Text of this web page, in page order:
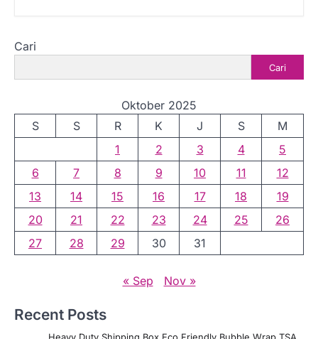
Cari
Cari
Oktober 2025
S
S R K J S
M
1
2 3 4
5
6
7 8 9 10 11
12
13
14 15 16 17 18
19
20
21 22 23 24 25
26
27
28 29 30 31
« Sep Nov »
Recent Posts